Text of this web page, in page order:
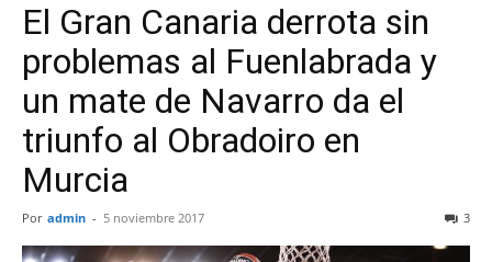
El Gran Canaria derrota sin
problemas al Fuenlabrada y
un mate de Navarro da el
triunfo al Obradoiro en
Murcia
Por admin - 5 noviembre 2017 3